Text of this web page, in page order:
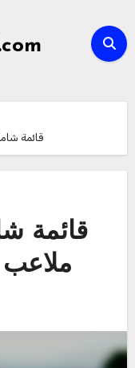
قائمة
قائمة